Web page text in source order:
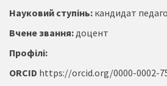
Науковий ступінь: кандидат
Вчене звання:доцент
Профілі:
ORCID https://orcid.org/0000-0002-